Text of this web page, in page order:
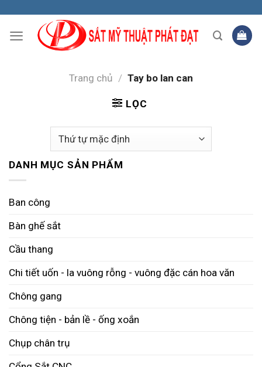
content
Trang chủ / Tay bo lan can
LỌC
DANH MỤC SẢN PHẨM
Ban công
Bàn ghế sắt
Cầu thang
Chi tiết uốn - la vuông rỗng - vuông đặc cán hoa văn
Chông gang
Chông tiện - bản lề - ống xoắn
Chụp chân trụ